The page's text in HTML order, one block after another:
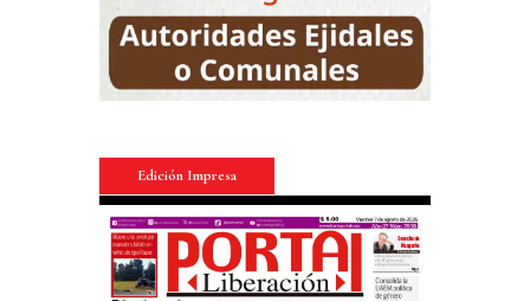
Edición Impresa